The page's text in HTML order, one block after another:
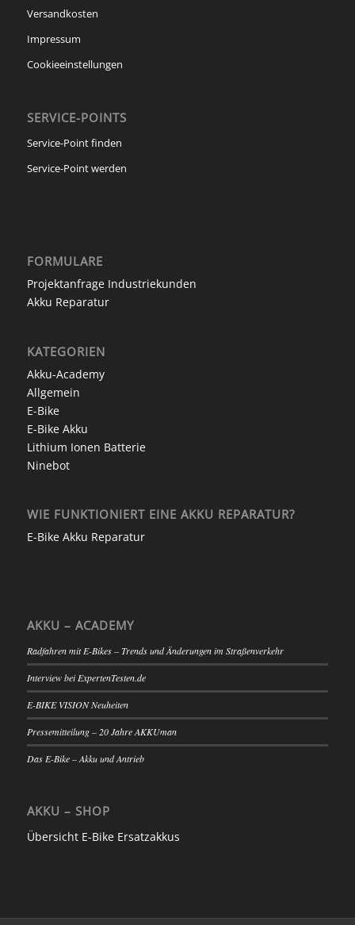
Versandkosten
Impressum
Cookieeinstellungen
SERVICE-POINTS
Service-Point finden
Service-Point werden
FORMULARE
Projektanfrage Industriekunden
Akku Reparatur
KATEGORIEN
Akku-Academy
Allgemein
E-Bike
E-Bike Akku
Lithium Ionen Batterie
Ninebot
WIE FUNKTIONIERT EINE AKKU REPARATUR?
E-Bike Akku Reparatur
AKKU – ACADEMY
Radfahren mit E-Bikes – Trends und Änderungen im Straßenverkehr
Interview bei ExpertenTesten.de
E-BIKE VISION Neuheiten
Pressemitteilung – 20 Jahre AKKUman
Das E-Bike – Akku und Antrieb
AKKU – SHOP
Übersicht E-Bike Ersatzakkus